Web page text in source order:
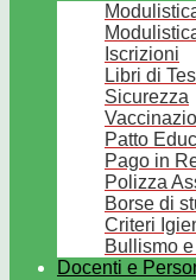
Iscrizioni
Libri di
Sicurezza
Patto
Pago in
Polizza
Borse di
Criteri
Bullismo
Docenti e